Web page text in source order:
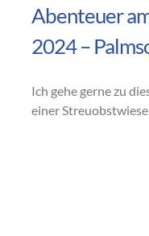
Abenteuer
2024 –
Ich gehe gerne zu
einer